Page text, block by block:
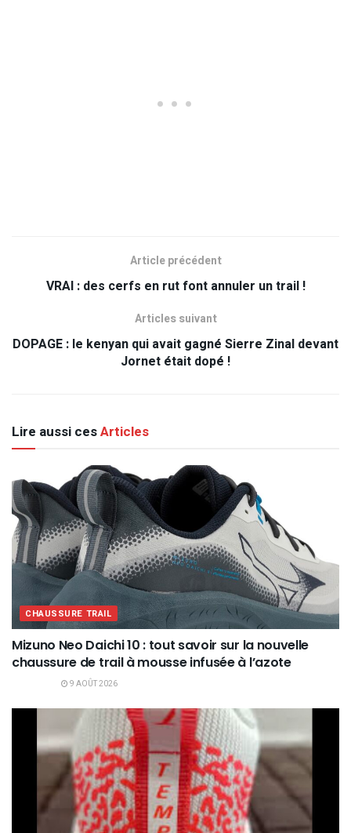
Article précédent
VRAI : des cerfs en rut font annuler un trail !
Articles suivant
DOPAGE : le kenyan qui avait gagné Sierre Zinal devant
Jornet était dopé !
Lire aussi cesArticles
CHAUSSURE TRAIL
Mizuno Neo Daichi 10 : tout savoir sur la nouvelle
chaussure de trail à mousse infusée à l’azote
9 AOÛT 2026